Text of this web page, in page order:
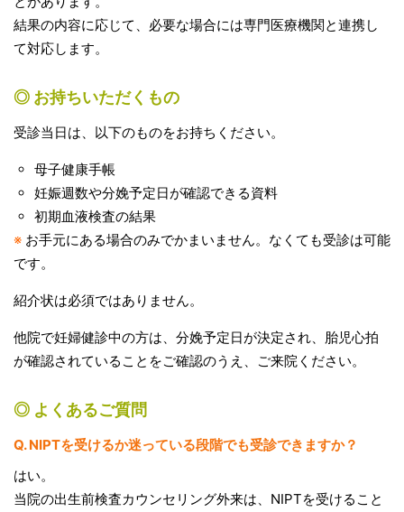
結果の内容に応じて、必要な場合には専門医療機関と連携し
て対応します。
◎ お持ちいただくもの
受診当日は、以下のものをお持ちください。
母子健康手帳
妊娠週数や分娩予定日が確認できる資料
初期血液検査の結果
※ お手元にある場合のみでかまいません。なくても受診は可能
です。
紹介状は必須ではありません。
他院で妊婦健診中の方は、分娩予定日が決定され、胎児心拍
が確認されていることをご確認のうえ、ご来院ください。
◎ よくあるご質問
Q. NIPTを受けるか迷っている段階でも受診できますか？
はい。
当院の出生前検査カウンセリング外来は、NIPTを受けること